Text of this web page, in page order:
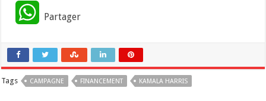
W
a
t
Partager
Tags CAMPAGNE FINANCEMENT KAMALA HARRIS